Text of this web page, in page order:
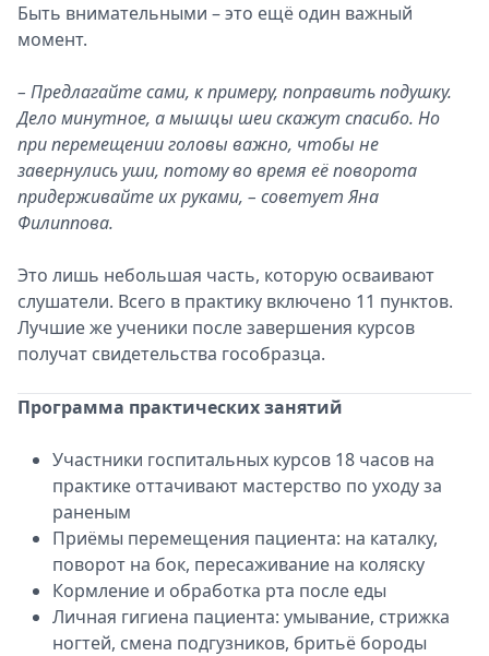
Быть внимательными – это ещё один важный
момент.
– Предлагайте сами, к примеру, поправить подушку.
Дело минутное, а мышцы шеи скажут спасибо. Но
при перемещении головы важно, чтобы не
завернулись уши, потому во время её поворота
придерживайте их руками, – советует Яна
Филиппова.
Это лишь небольшая часть, которую осваивают
слушатели. Всего в практику включено 11 пунктов.
Лучшие же ученики после завершения курсов
получат свидетельства гособразца.
Программа практических занятий
Участники госпитальных курсов 18 часов на
практике оттачивают мастерство по уходу за
раненым
Приёмы перемещения пациента: на каталку,
поворот на бок, пересаживание на коляску
Кормление и обработка рта после еды
Личная гигиена пациента: умывание, стрижка
ногтей, смена подгузников, бритьё бороды